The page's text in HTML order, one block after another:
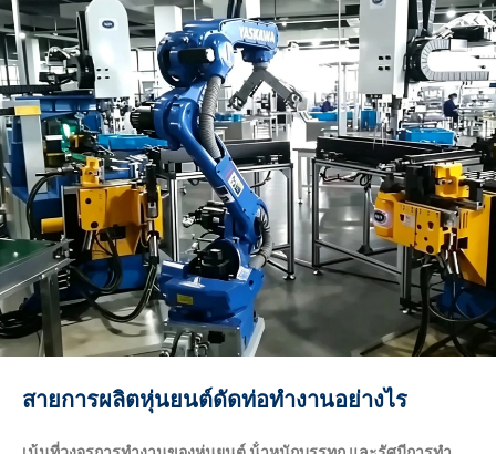
loading introduces variable positioning offsets, scratches,
…
สายการผลิตหุ่นยนต์ดัดท่อทํางานอย่างไร